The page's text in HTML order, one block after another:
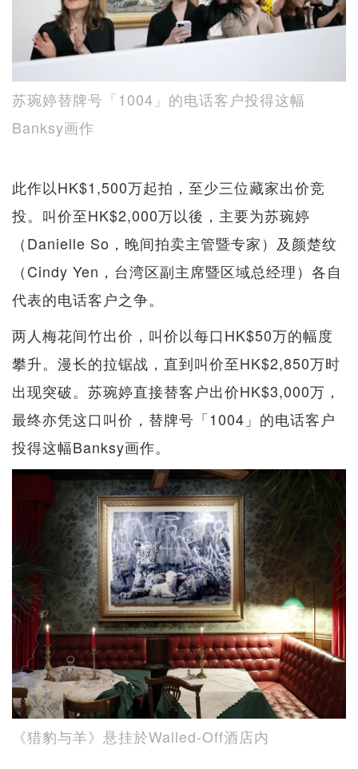
苏琬婷替牌号「1004」的电话客户投得这幅
Banksy画作
此作以HK$1,500万起拍，至少三位藏家出价竞
投。叫价至HK$2,000万以後，主要为苏琬婷
（Danielle So，晚间拍卖主管暨专家）及颜楚纹
（Cindy Yen，台湾区副主席暨区域总经理）各自
代表的电话客户之争。
两人梅花间竹出价，叫价以每口HK$50万的幅度
攀升。漫长的拉锯战，直到叫价至HK$2,850万时
出现突破。苏琬婷直接替客户出价HK$3,000万，
最终亦凭这口叫价，替牌号「1004」的电话客户
投得这幅Banksy画作。
《猎豹与羊》悬挂於Walled-Off酒店内